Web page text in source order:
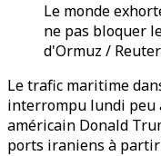
Le monde
ne pas bloquer
d'Ormuz /
Le trafic maritime
interrompu lundi peu
américain Donald
ports iraniens à partir